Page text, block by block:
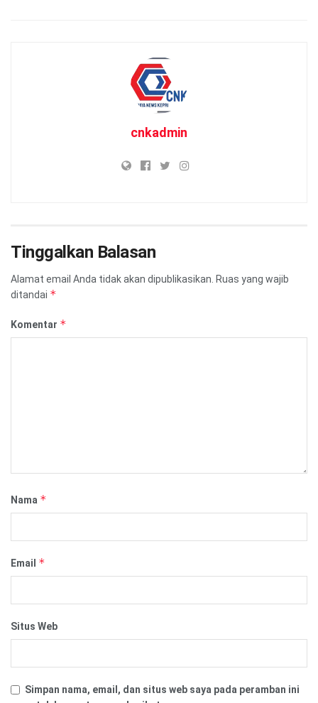
cnkadmin
Tinggalkan Balasan
Alamat email Anda tidak akan dipublikasikan. Ruas yang wajib
ditandai *
Komentar *
Nama *
Email *
Situs Web
Simpan nama, email, dan situs web saya pada peramban ini